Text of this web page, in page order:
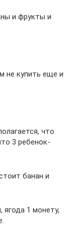
и фрукты и
не купить еще и
что
3 ребенок-
банан и
1 монету,